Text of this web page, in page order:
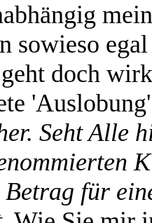
sowieso
doch
Seht Alle
für